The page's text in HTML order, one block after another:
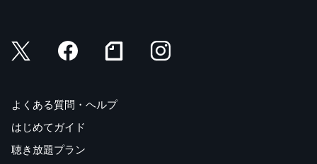
よくある質問・ヘルプ
はじめてガイド
聴き放題プラン